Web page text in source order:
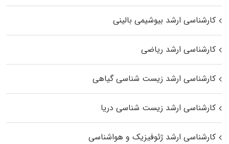
کارشناسی ارشد بیوشیمی بالینی
کارشناسی ارشد ریاضی
کارشناسی ارشد زیست‌ شناسی گیاهی
کارشناسی ارشد زیست‌ شناسی دریا
کارشناسی ارشد ژئوفیزیک و هواشناسی